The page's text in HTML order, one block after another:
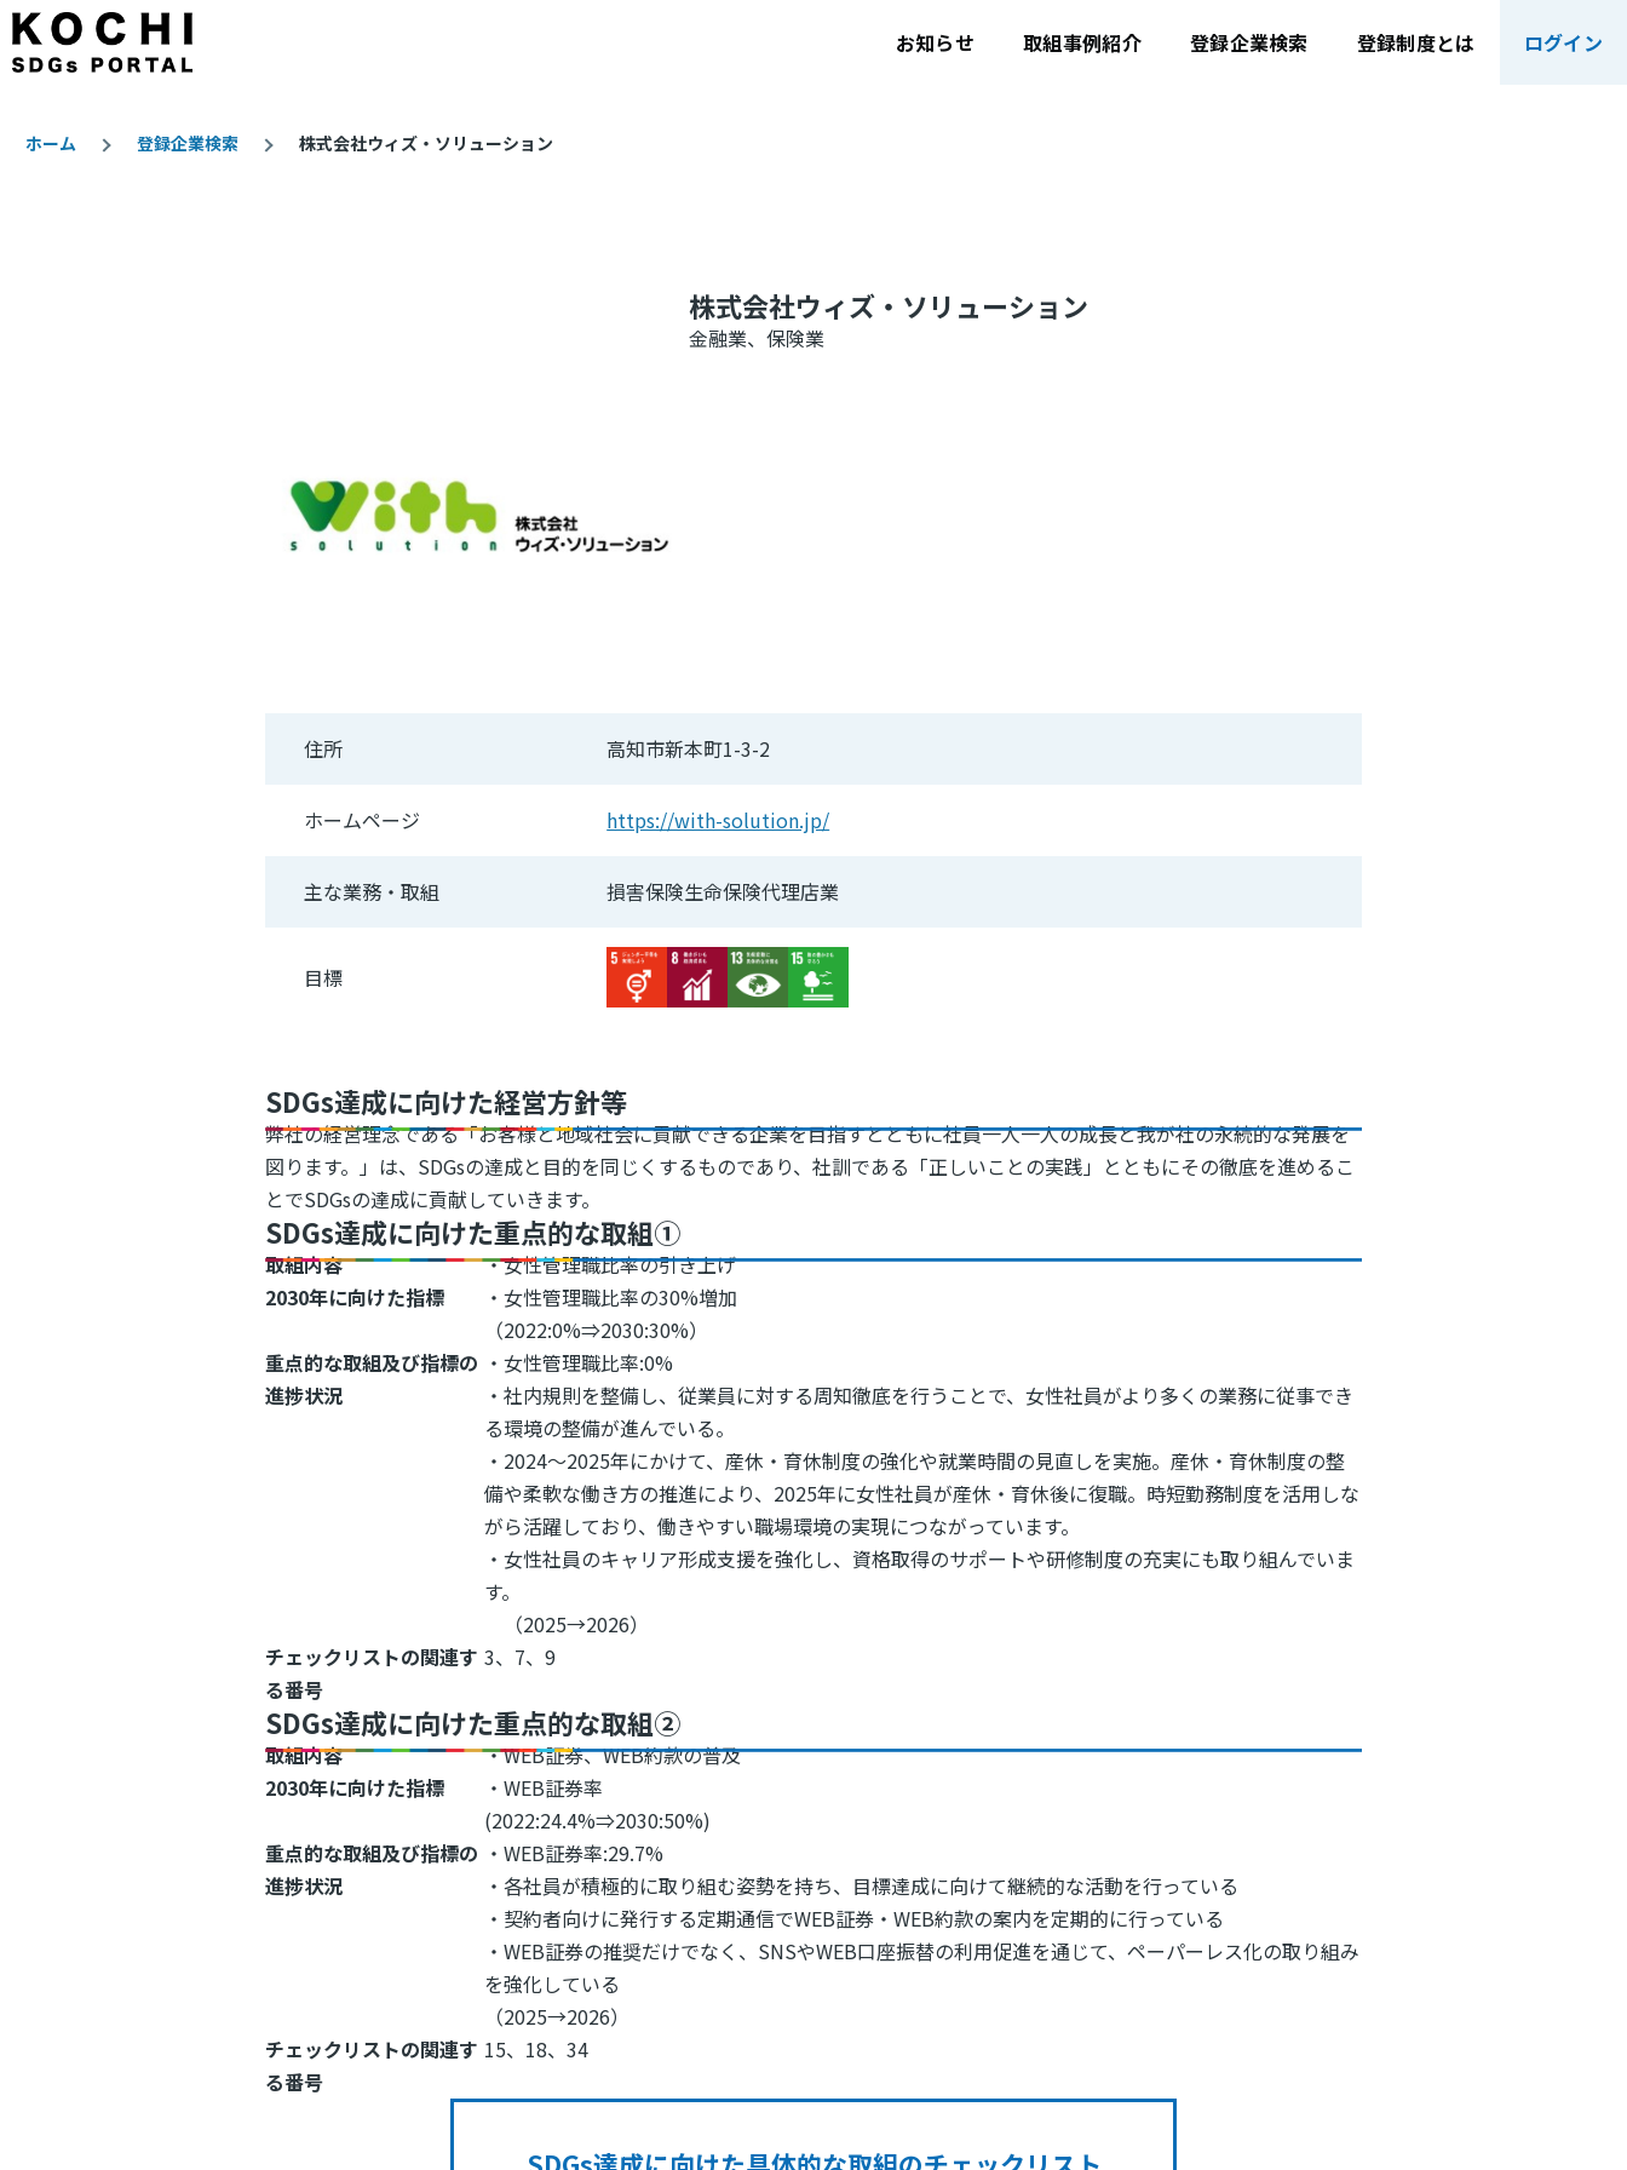
メインコンテンツに移動
お知らせ 取組事例紹介 登録企業検索 登録制度とは ログイン
ホーム 登録企業検索 株式会社ウィズ・ソリューション
株式会社ウィズ・ソリューション
金融業、保険業
住所 高知市新本町1-3-2
ホームページ https://with-solution.jp/
主な業務・取組 損害保険生命保険代理店業
目標 Image Image Image Image
SDGs達成に向けた経営方針等
弊社の経営理念である「お客様と地域社会に貢献できる企業を目指すとともに社員一人一人の成長と我が社の永続的な発展を
図ります。」は、SDGsの達成と目的を同じくするものであり、社訓である「正しいことの実践」とともにその徹底を進めるこ
とでSDGsの達成に貢献していきます。
SDGs達成に向けた重点的な取組①
取組内容
・女性管理職比率の引き上げ
2030年に向けた指標
・女性管理職比率の30%増加
（2022:0%⇒2030:30%）
重点的な取組及び指標の
進捗状況
・女性管理職比率:0%
・社内規則を整備し、従業員に対する周知徹底を行うことで、女性社員がより多くの業務に従事でき
る環境の整備が進んでいる。
・2024～2025年にかけて、産休・育休制度の強化や就業時間の見直しを実施。産休・育休制度の整
備や柔軟な働き方の推進により、2025年に女性社員が産休・育休後に復職。時短勤務制度を活用しな
がら活躍しており、働きやすい職場環境の実現につながっています。
・女性社員のキャリア形成支援を強化し、資格取得のサポートや研修制度の充実にも取り組んでいま
す。
（2025→2026）
チェックリストの関連す
る番号
3、7、9
SDGs達成に向けた重点的な取組②
取組内容
・WEB証券、WEB約款の普及
2030年に向けた指標
・WEB証券率
(2022:24.4%⇒2030:50%)
重点的な取組及び指標の
進捗状況
・WEB証券率:29.7%
・各社員が積極的に取り組む姿勢を持ち、目標達成に向けて継続的な活動を行っている
・契約者向けに発行する定期通信でWEB証券・WEB約款の案内を定期的に行っている
・WEB証券の推奨だけでなく、SNSやWEB口座振替の利用促進を通じて、ペーパーレス化の取り組み
を強化している
（2025→2026）
チェックリストの関連す
る番号
15、18、34